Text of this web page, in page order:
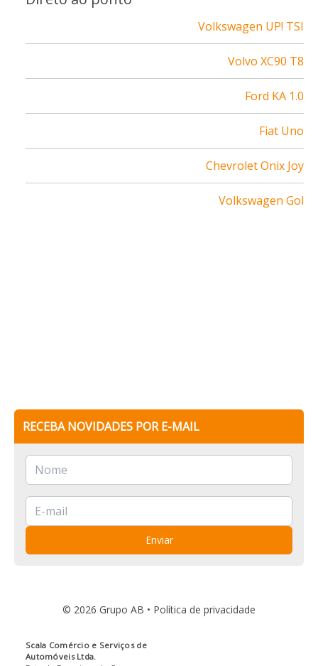
Volkswagen UP! TSI
Volvo XC90 T8
Ford KA 1.0
Fiat Uno
Chevrolet Onix Joy
Volkswagen Gol
RECEBA NOVIDADES POR E-MAIL
Enviar
© 2026 Grupo AB • Política de privacidade
Scala Comércio e Serviços de
Automóveis Ltda.